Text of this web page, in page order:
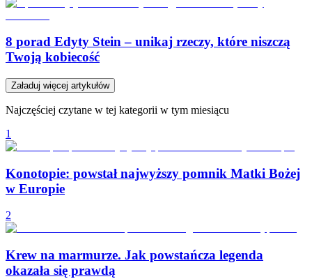
8 porad Edyty Stein – unikaj rzeczy, które niszczą
Twoją kobiecość
Załaduj więcej artykułów
Najczęściej czytane w tej kategorii w tym miesiącu
1
Konotopie: powstał najwyższy pomnik Matki Bożej
w Europie
2
Krew na marmurze. Jak powstańcza legenda
okazała się prawdą